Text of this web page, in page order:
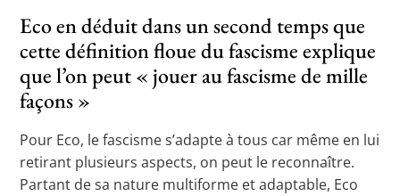
Eco en déduit dans un second temps que
cette définition floue du fascisme explique
que l’on peut « jouer au fascisme de mille
façons »
Pour Eco, le fascisme s’adapte à tous car même en lui
retirant plusieurs aspects, on peut le reconnaître.
Partant de sa nature multiforme et adaptable, Eco